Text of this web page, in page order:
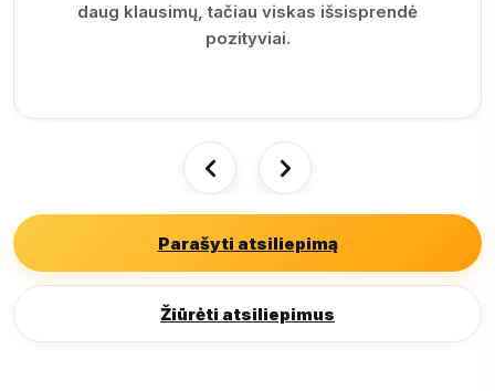
daug klausimų, tačiau viskas išsisprendė
pozityviai.
Parašyti atsiliepimą
Žiūrėti atsiliepimus